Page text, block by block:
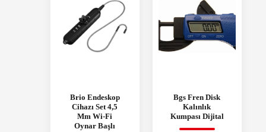
Brio Endeskop
Cihazı Set 4,5
Mm Wi-Fi
Oynar Başlı
Bgs Fren Disk
Kalınlık
Kumpası Dijital